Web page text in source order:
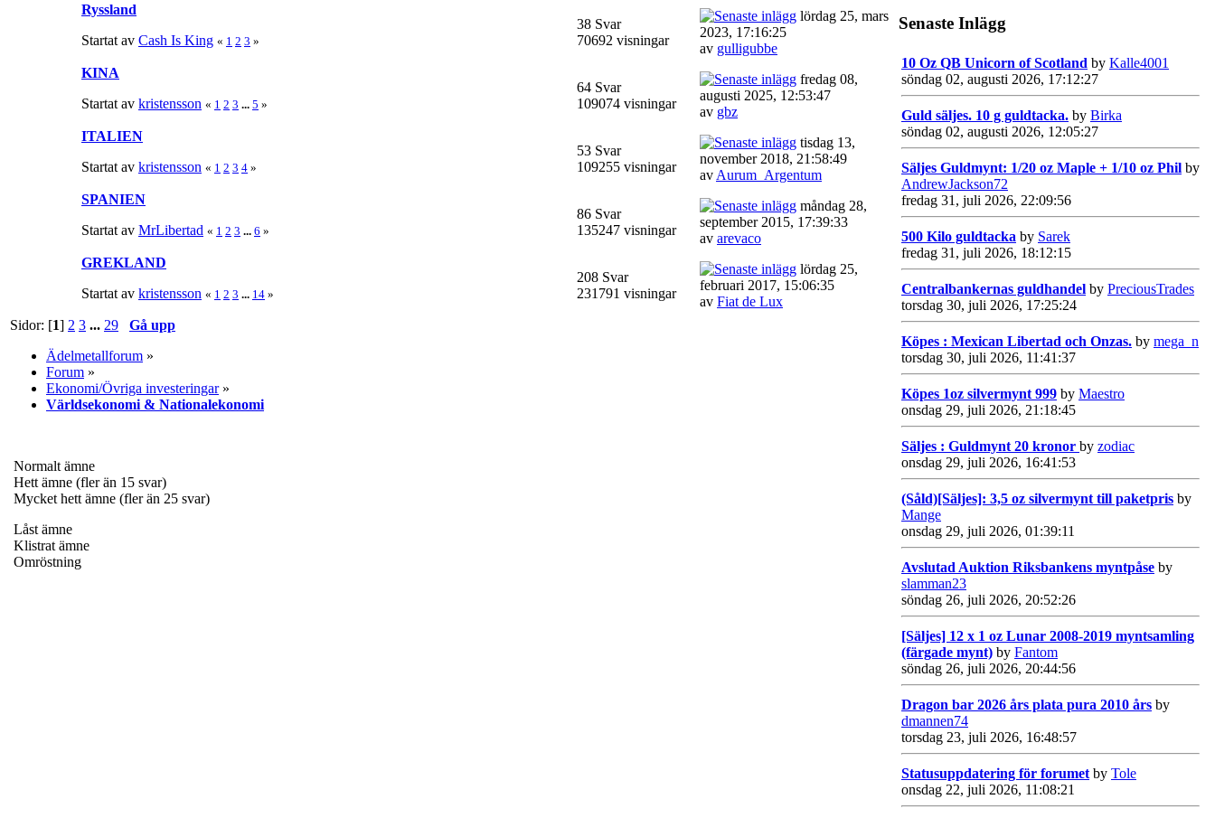
Ryssland
Startat av Cash Is King « 1 2 3 »
38 Svar
70692 visningar
lördag 25, mars
2023, 17:16:25
av gulligubbe
KINA
Startat av kristensson « 1 2 3 ... 5 »
64 Svar
109074 visningar
fredag 08,
augusti 2025, 12:53:47
av gbz
ITALIEN
Startat av kristensson « 1 2 3 4 »
53 Svar
109255 visningar
tisdag 13,
november 2018, 21:58:49
av Aurum_Argentum
SPANIEN
Startat av MrLibertad « 1 2 3 ... 6 »
86 Svar
135247 visningar
måndag 28,
september 2015, 17:39:33
av arevaco
GREKLAND
Startat av kristensson « 1 2 3 ... 14 »
208 Svar
231791 visningar
lördag 25,
februari 2017, 15:06:35
av Fiat de Lux
Sidor: [1] 2 3 ... 29
Gå upp
Ädelmetallforum »
Forum »
Ekonomi/Övriga investeringar»
Världsekonomi & Nationalekonomi
Normalt ämne
Hett ämne (fler än 15 svar)
Mycket hett ämne (fler än 25 svar)
Låst ämne
Klistrat ämne
Omröstning
Senaste Inlägg
10 Oz QB Unicorn of Scotland by Kalle4001
söndag 02, augusti 2026, 17:12:27
Guld säljes. 10 g guldtacka. by Birka
söndag 02, augusti 2026, 12:05:27
Säljes Guldmynt: 1/20 oz Maple + 1/10 oz Phil by
AndrewJackson72
fredag 31, juli 2026, 22:09:56
500 Kilo guldtacka by Sarek
fredag 31, juli 2026, 18:12:15
Centralbankernas guldhandel by PreciousTrades
torsdag 30, juli 2026, 17:25:24
Köpes : Mexican Libertad och Onzas. by mega_n
torsdag 30, juli 2026, 11:41:37
Köpes 1oz silvermynt 999 by Maestro
onsdag 29, juli 2026, 21:18:45
Säljes : Guldmynt 20 kronor by zodiac
onsdag 29, juli 2026, 16:41:53
(Såld)[Säljes]: 3,5 oz silvermynt till paketpris by
Mange
onsdag 29, juli 2026, 01:39:11
Avslutad Auktion Riksbankens myntpåse by
slamman23
söndag 26, juli 2026, 20:52:26
[Säljes] 12 x 1 oz Lunar 2008-2019 myntsamling
(färgade mynt) by Fantom
söndag 26, juli 2026, 20:44:56
Dragon bar 2026 års plata pura 2010 års by
dmannen74
torsdag 23, juli 2026, 16:48:57
Statusuppdatering för forumet by Tole
onsdag 22, juli 2026, 11:08:21